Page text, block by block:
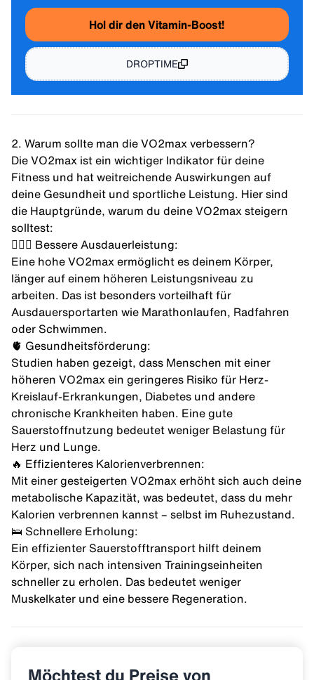
Hol dir den Vitamin-Boost!
DROPTIME
2. Warum sollte man die VO2max verbessern?
Die VO2max ist ein wichtiger Indikator für deine
Fitness und hat weitreichende Auswirkungen auf
deine Gesundheit und sportliche Leistung. Hier sind
die Hauptgründe, warum du deine VO2max steigern
solltest:
🚴🏼‍♂️ Bessere Ausdauerleistung:
Eine hohe VO2max ermöglicht es deinem Körper,
länger auf einem höheren Leistungsniveau zu
arbeiten. Das ist besonders vorteilhaft für
Ausdauersportarten wie Marathonlaufen, Radfahren
oder Schwimmen.
🫀 Gesundheitsförderung:
Studien haben gezeigt, dass Menschen mit einer
höheren VO2max ein geringeres Risiko für Herz-
Kreislauf-Erkrankungen, Diabetes und andere
chronische Krankheiten haben. Eine gute
Sauerstoffnutzung bedeutet weniger Belastung für
Herz und Lunge.
🔥 Effizienteres Kalorienverbrennen:
Mit einer gesteigerten VO2max erhöht sich auch deine
metabolische Kapazität, was bedeutet, dass du mehr
Kalorien verbrennen kannst – selbst im Ruhezustand.
🛌 Schnellere Erholung:
Ein effizienter Sauerstofftransport hilft deinem
Körper, sich nach intensiven Trainingseinheiten
schneller zu erholen. Das bedeutet weniger
Muskelkater und eine bessere Regeneration.
Möchtest du Preise von